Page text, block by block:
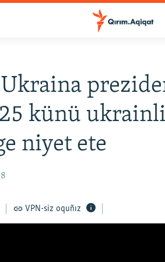
25 künü
niyet ete
VPN-siz oquñız